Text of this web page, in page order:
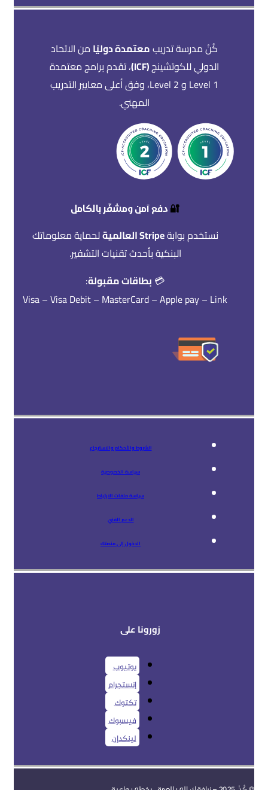
كُنْ مدرسة تدريبمعتمدة دوليًا من الاتحاد
الدولي للكوتشينج(ICF)
، تقدم برامج معتمدة
Level 1 و Level 2، وفق أعلى معايير التدريب
المهني.
🔐 دفع آمن ومشفّر بالكامل
نستخدم بوابةStripe العالمية
لحماية معلوماتك
البنكية بأحدث تقنيات التشفير.
💳 بطاقات مقبولة:
Visa – Visa Debit – MasterCard – Apple pay – Link
الشروط والأحكام والاسترجاع
سياسة الخصوصية
سياسة ملفات الارتباط
الدعم الفني
الدخول إلى منصتك
زورونا على
يوتيوب
إنستجرام
تكتوك
فيسبوك
لينكدإن